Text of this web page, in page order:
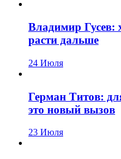
Владимир Гусев:
расти дальше
24 Июля
Герман Титов:
это новый вызов
23 Июля